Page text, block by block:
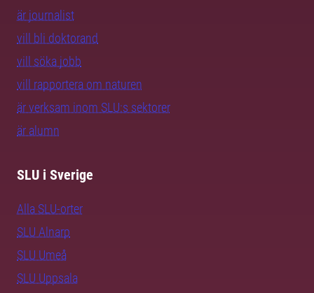
är journalist
vill bli doktorand
vill söka jobb
vill rapportera om naturen
är verksam inom SLU:s sektorer
är alumn
SLU i Sverige
Alla SLU-orter
SLU Alnarp
SLU Umeå
SLU Uppsala